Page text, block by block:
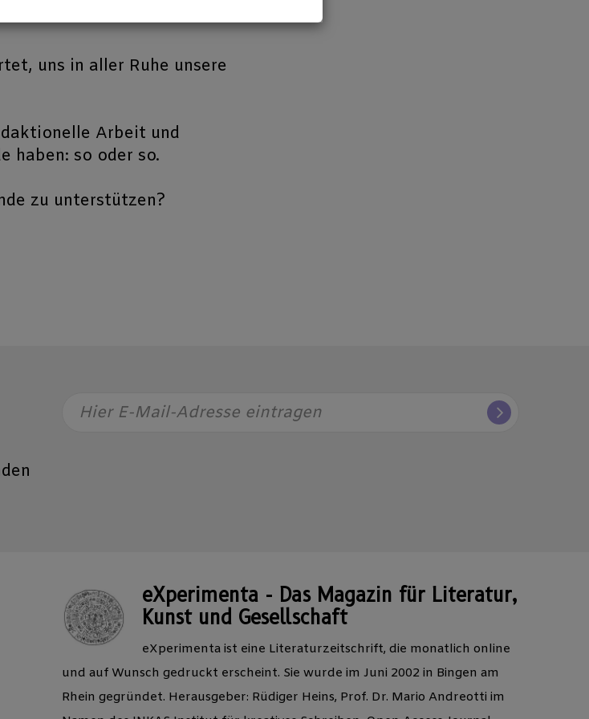
uns in aller Ruhe unsere
Arbeit und
haben: so oder so.
zu unterstützen?
Hier E-Mail-Adresse eintragen
eXperimenta - Das Magazin für Literatur,
Kunst und Gesellschaft
eXperimenta ist eine Literaturzeitschrift, die monatlich online
und auf Wunsch gedruckt erscheint. Sie wurde im Juni 2002 in Bingen am
Rhein gegründet. Herausgeber: Rüdiger Heins, Prof. Dr. Mario Andreotti im